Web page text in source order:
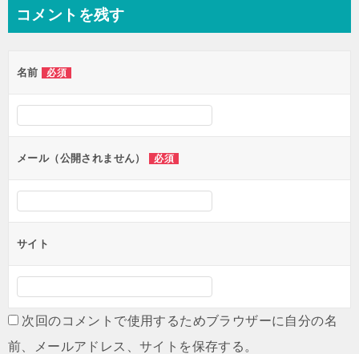
ビ
ー
シ
ン
コメントを残す
名前 必須
メール（公開されません） 必須
サイト
次回のコメントで使用するためブラウザーに自分の名
前、メールアドレス、サイトを保存する。